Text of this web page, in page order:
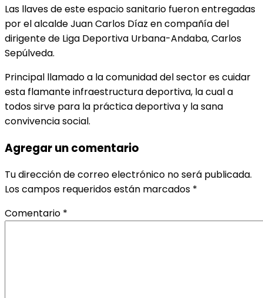
Las llaves de este espacio sanitario fueron entregadas
por el alcalde Juan Carlos Díaz en compañía del
dirigente de Liga Deportiva Urbana-Andaba, Carlos
Sepúlveda.
Principal llamado a la comunidad del sector es cuidar
esta flamante infraestructura deportiva, la cual a
todos sirve para la práctica deportiva y la sana
convivencia social.
Agregar un comentario
Tu dirección de correo electrónico no será publicada.
Los campos requeridos están marcados *
Comentario *